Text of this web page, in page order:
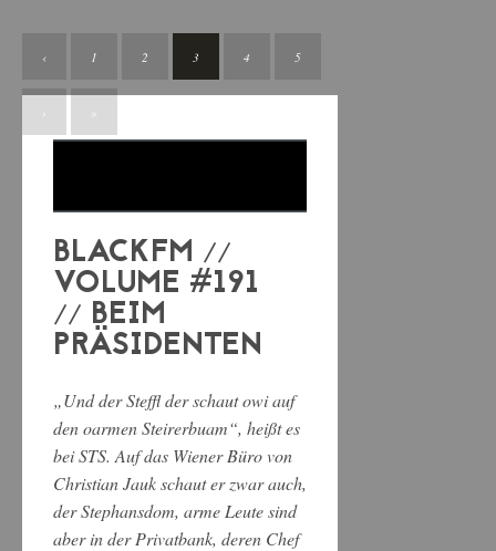
‹ 1 2 3 4 5
› »
BLACKFM //
VOLUME #191
// BEIM
PRÄSIDENTEN
„Und der Steffl der schaut owi auf
den oarmen Steirerbuam“, heißt es
bei STS. Auf das Wiener Büro von
Christian Jauk schaut er zwar auch,
der Stephansdom, arme Leute sind
aber in der Privatbank, deren Chef